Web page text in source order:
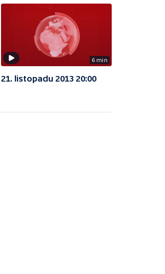
6 min
21. listopadu 2013 20:00